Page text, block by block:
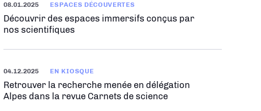
08.01.2025 ESPACES DÉCOUVERTES
Découvrir des espaces immersifs conçus par
nos scientifiques
04.12.2025 EN KIOSQUE
Retrouver la recherche menée en délégation
Alpes dans la revue Carnets de science